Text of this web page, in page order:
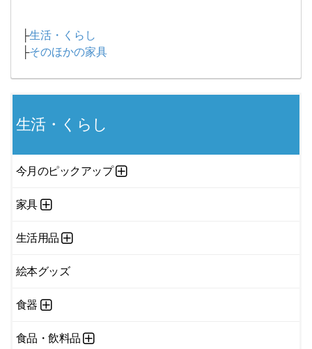
├生活・くらし
├そのほかの家具
生活・くらし
今月のピックアップ
家具
生活用品
絵本グッズ
食器
食品・飲料品